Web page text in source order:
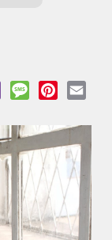
Viber MessagePinterest